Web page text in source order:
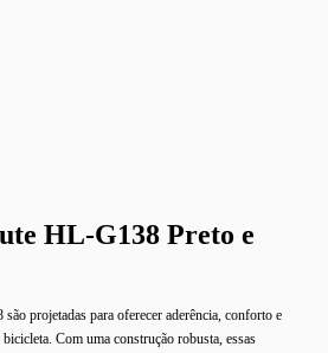
HL-G138 Preto e
projetadas para oferecer aderência, conforto e
Com uma construção robusta, essas